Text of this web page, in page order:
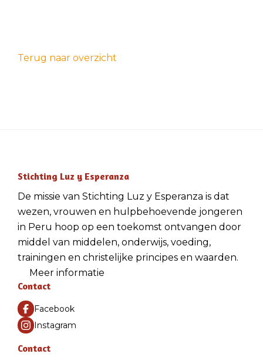
Terug naar overzicht
Stichting Luz y Esperanza
De missie van Stichting Luz y Esperanza is dat
wezen, vrouwen en hulpbehoevende jongeren
in Peru hoop op een toekomst ontvangen door
middel van middelen, onderwijs, voeding,
trainingen en christelijke principes en waarden.
Meer informatie
Contact
Facebook
Instagram
Contact